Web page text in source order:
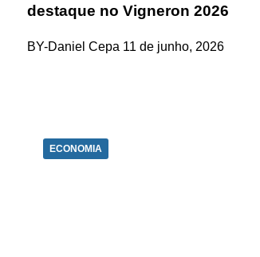
destaque no Vigneron 2026
BY-Daniel Cepa 11 de junho, 2026
ECONOMIA